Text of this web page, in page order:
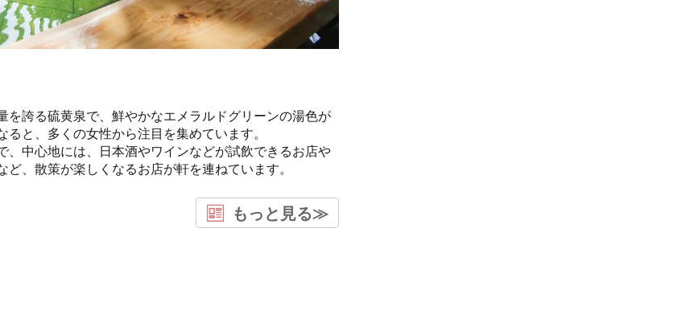
誇る硫黄泉で、鮮やかなエメラルドグリーンの湯色が
と、多くの女性から注目を集めています。
中心地には、日本酒やワインなどが試飲できるお店や
、散策が楽しくなるお店が軒を連ねています。
もっと見る≫